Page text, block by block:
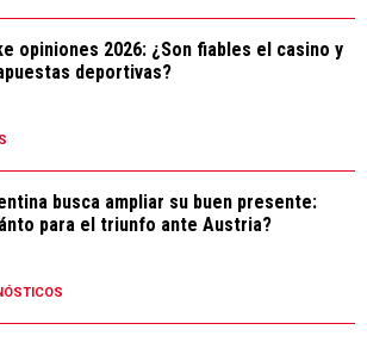
opiniones 2026: ¿Son fiables el casino y
deportivas?
busca ampliar su buen presente:
para el triunfo ante Austria?